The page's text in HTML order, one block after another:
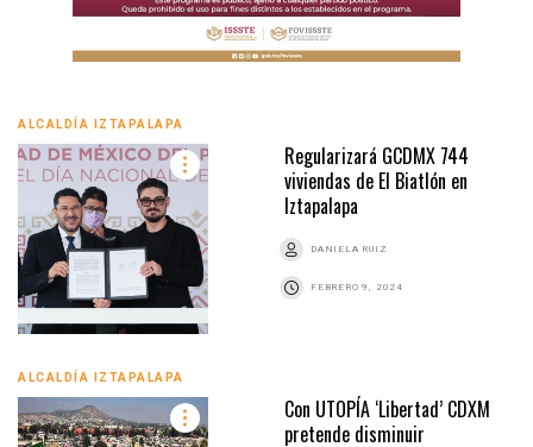
ALCALDÍA IZTAPALAPA
Regularizará GCDMX 744
viviendas de El Biatlón en
Iztapalapa
DANIELA RUIZ
FEBRERO 9, 2024
ALCALDÍA IZTAPALAPA
Con UTOPÍA ‘Libertad’ CDXM
pretende disminuir